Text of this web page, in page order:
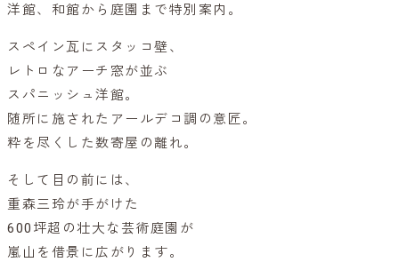
洋館、和館から庭園まで特別案内。
スペイン瓦にスタッコ壁、
レトロなアーチ窓が並ぶ
スパニッシュ洋館。
随所に施されたアールデコ調の意匠。
粋を尽くした数寄屋の離れ。
そして目の前には、
重森三玲が手がけた
600坪超の壮大な芸術庭園が
嵐山を借景に広がります。